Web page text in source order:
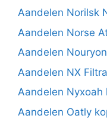
Aandelen Norilsk
Aandelen Norse
Aandelen
Aandelen NX
Aandelen Nyxoah
Aandelen Oatly